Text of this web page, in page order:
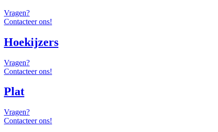
Vragen?
Contacteer ons!
Hoekijzers
Vragen?
Contacteer ons!
Plat
Vragen?
Contacteer ons!